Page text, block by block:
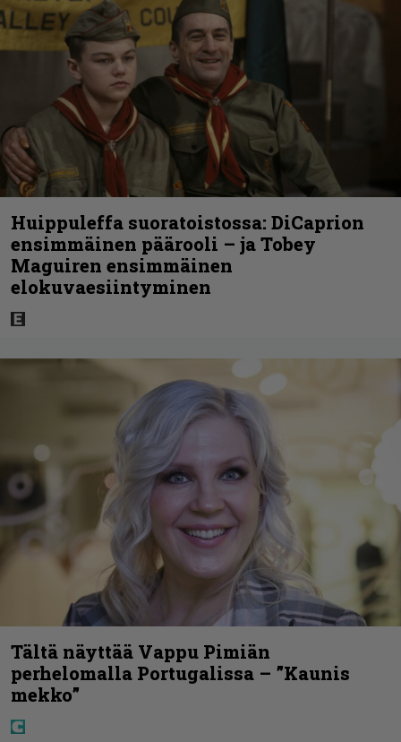
Huippuleffa suoratoistossa: DiCaprion
ensimmäinen päärooli – ja Tobey
Maguiren ensimmäinen
elokuvaesiintyminen
Tältä näyttää Vappu Pimiän
perhelomalla Portugalissa – ”Kaunis
mekko”